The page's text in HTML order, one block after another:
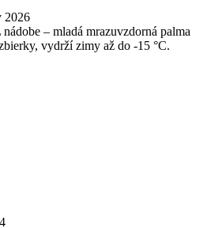
2026
– mladá mrazuvzdorná palma
vydrží zimy až do -15 °C.